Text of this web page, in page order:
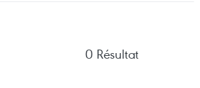
0 Résultat